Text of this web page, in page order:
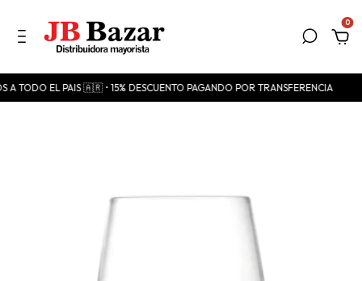
0
A TODO EL PAIS 🇦🇷 • 15% DESCUENTO PAGANDO POR TRANSFERENCIA